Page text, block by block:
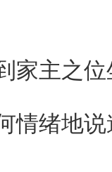
主之位
绪地说